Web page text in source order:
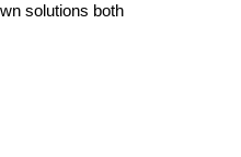
solutions both